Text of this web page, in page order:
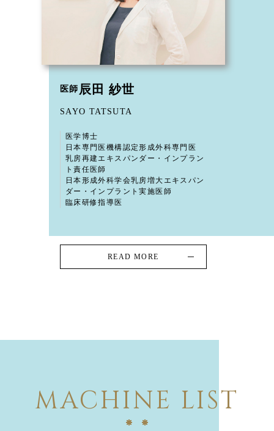
医師 辰田 紗世
SAYO TATSUTA
医学博士
日本専門医機構認定形成外科専門医
乳房再建エキスパンダー・インプラン
ト責任医師
日本形成外科学会乳房増大エキスパン
ダー・インプラント実施医師
臨床研修指導医
READ MORE
MACHINE LIST